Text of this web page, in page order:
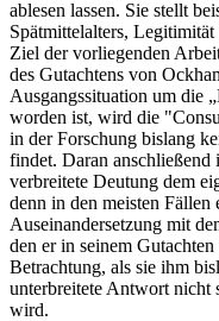
ablesen lassen. Sie stellt
Spätmittelalters,
Ziel der vorliegenden
des Gutachtens von
Ausgangssituation um die
worden ist, wird die
in der Forschung bislang
findet. Daran
verbreitete Deutung dem
denn in den meisten Fällen
Auseinandersetzung mit
den er in seinem
Betrachtung, als sie ihm
unterbreitete Antwort nicht
wird.